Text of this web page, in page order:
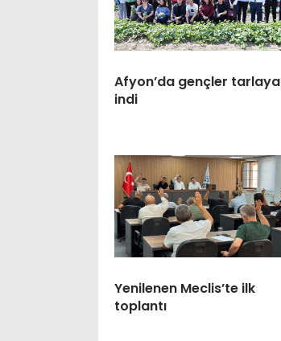
Afyon’da gençler tarlaya
indi
Yenilenen Meclis’te ilk
toplantı